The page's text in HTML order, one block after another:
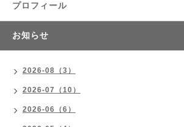
プロフィール
お知らせ
2026-08（3）
2026-07（10）
2026-06（6）